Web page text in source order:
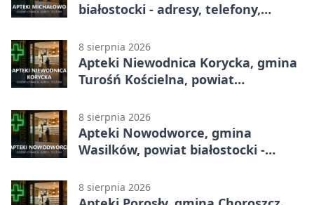
białostocki - adresy, telefony,
8 sierpnia 2026
Apteki Niewodnica Korycka, gmina
Turośń Kościelna, powiat
godziny otwarcia
8 sierpnia 2026
Apteki Nowodworce, gmina
Wasilków, powiat białostocki -
8 sierpnia 2026